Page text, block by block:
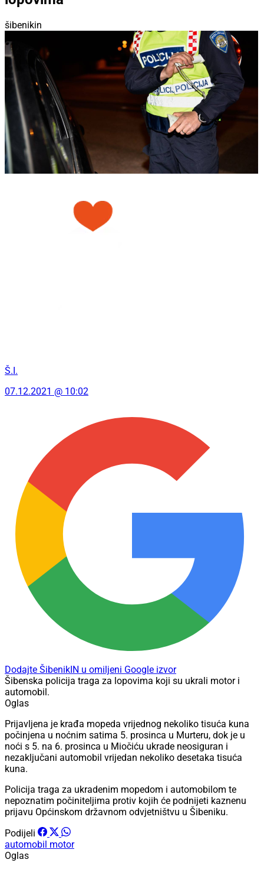
šibenikin
Š.I.
07.12.2021 @ 10:02
Dodajte ŠibenikIN u omiljeni Google izvor
Šibenska policija traga za lopovima koji su ukrali motor i
automobil.
Oglas
Prijavljena je krađa mopeda vrijednog nekoliko tisuća kuna
počinjena u noćnim satima 5. prosinca u Murteru, dok je u
noći s 5. na 6. prosinca u Miočiću ukrade neosiguran i
nezaključani automobil vrijedan nekoliko desetaka tisuća
kuna.
Policija traga za ukradenim mopedom i automobilom te
nepoznatim počiniteljima protiv kojih će podnijeti kaznenu
prijavu Općinskom državnom odvjetništvu u Šibeniku.
Podijeli
automobil motor
Oglas